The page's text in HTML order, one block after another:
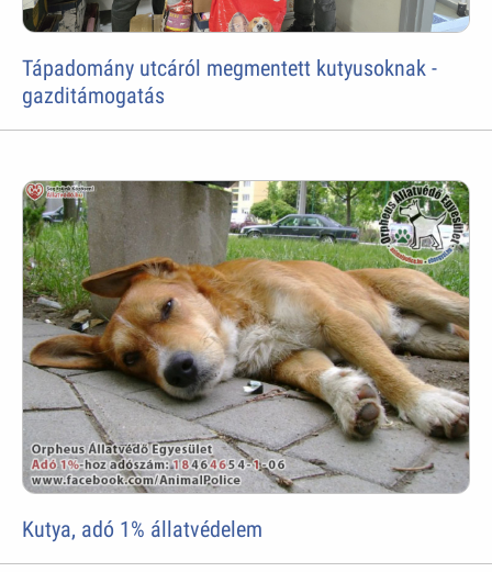
Tápadomány utcáról megmentett kutyusoknak -
gazditámogatás
Kutya, adó 1% állatvédelem